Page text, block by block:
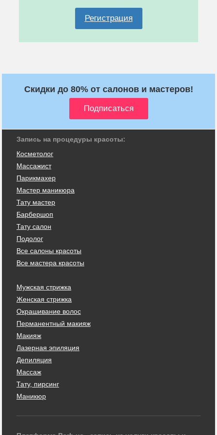
Регистрация
Скидки до 80% от салонов и мастеров!
Запись на процедуры красоты:
Косметолог
Массажист
Парикмахер
Мастер маникюра
Тату мастер
Барбершоп
Тату салон
Подолог
Все салоны красоты
Все мастера красоты
Мужская стрижка
Женская стрижка
Окрашивание волос
Перманентный макияж
Макияж
Лазерная эпиляция
Депиляция
Массаж
Тату, пирсинг
Маникюр